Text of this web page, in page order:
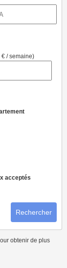
€ / semaine)
acceptés
Rechercher
obtenir de plus